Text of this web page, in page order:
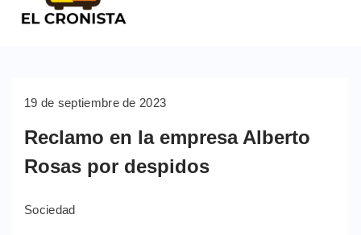
19 de septiembre de 2023
Reclamo en la empresa Alberto
Rosas por despidos
Sociedad